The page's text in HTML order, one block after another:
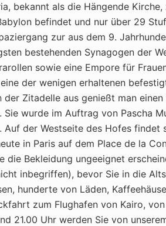
bekannt als die Hängende
befindet und nur über 29
zur aus dem 9.
bestehenden Synagogen der
sowie eine Empore für
der wenigen erhaltenen
Zitadelle aus genießt man
wurde im Auftrag von Pascha
der Westseite des Hofes
in Paris auf dem Place de la
Bekleidung ungeeignet
inbegriffen), bevor Sie in die
hunderte von Läden,
zum Flughafen von Kairo,
21.00 Uhr werden Sie von